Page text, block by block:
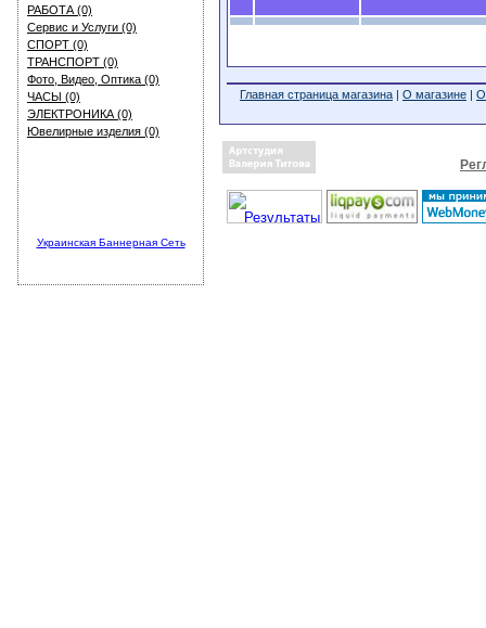
РАБОТА (0)
Сервис и Услуги (0)
СПОРТ (0)
ТРАНСПОРТ (0)
Фото, Видео, Оптика (0)
ЧАСЫ (0)
ЭЛЕКТРОНИКА (0)
Ювелирные изделия (0)
Украинская Баннерная Сеть
Главная страница магазина | О магазине |